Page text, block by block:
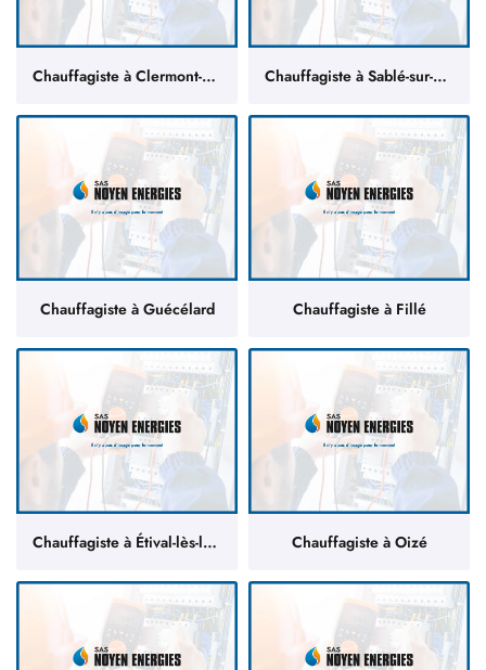
Chauffagiste à Clermont-Créans Chauffagiste à Sablé-sur-Sarthe
Chauffagiste à Guécélard Chauffagiste à Fillé
Chauffagiste à Étival-lès-le-Mans Chauffagiste à Oizé